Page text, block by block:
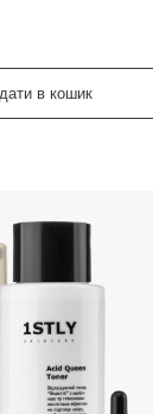
в кошик